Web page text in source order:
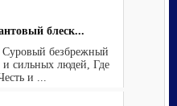
блеск...
безбрежный
сильных людей, Где
и ...